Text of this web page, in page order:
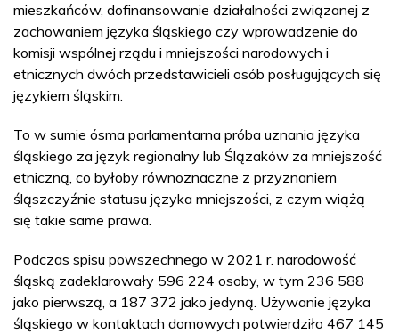
mieszkańców, dofinansowanie działalności związanej z
zachowaniem języka śląskiego czy wprowadzenie do
komisji wspólnej rządu i mniejszości narodowych i
etnicznych dwóch przedstawicieli osób posługujących się
językiem śląskim.
To w sumie ósma parlamentarna próba uznania języka
śląskiego za język regionalny lub Ślązaków za mniejszość
etniczną, co byłoby równoznaczne z przyznaniem
śląszczyźnie statusu języka mniejszości, z czym wiążą
się takie same prawa.
Podczas spisu powszechnego w 2021 r. narodowość
śląską zadeklarowały 596 224 osoby, w tym 236 588
jako pierwszą, a 187 372 jako jedyną. Używanie języka
śląskiego w kontaktach domowych potwierdziło 467 145